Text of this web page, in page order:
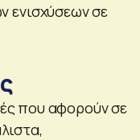
ενισχύσεων σε
που αφορούν σε